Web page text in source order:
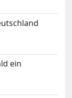
ein